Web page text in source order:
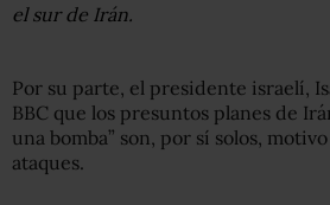
el sur de Irán.
Por su parte, el presidente israelí,
BBC que los presuntos planes de
una bomba” son, por sí solos,
ataques.